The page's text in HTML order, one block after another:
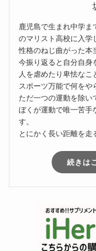
鹿児島で生まれ中学ま
のマリスト高校に入学
性格のねじ曲がった本
今振り返ると自分自身
人を虐めたり卑怯なこ
スポーツ万能で何をや
ただ一つの運動を除い
ぼくが運動で唯一苦手
す。
とにかく長い距離を走
続きは